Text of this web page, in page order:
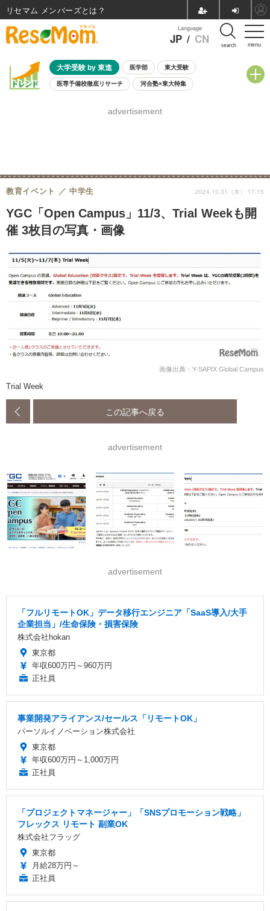
menu
Language
JP / CN search
大学受験 by 東進 医学部 東大受験
医専予備校徹底リサーチ 河合塾×東大特集
8月開催学校説明会・相談会
advertisement
YGC「Open Campus」11/3、Trial Weekも開
催 3枚目の写真・画像
教育イベント 中学生 2024.10.31（木） 17:15
画像出典：Y-SAPIX Global Campus
Trial Week
この記事へ戻る
advertisement
advertisement
「フルリモートOK」データ移行エンジニア「SaaS導入/大手
企業担当」/生命保険・損害保険
株式会社hokan
東京都
年収600万円～960万円
正社員
事業開発アライアンス/セールス「リモートOK」
パーソルイノベーション株式会社
東京都
年収600万円～1,000万円
正社員
「プロジェクトマネージャー」「SNSプロモーション戦略」
フレックス リモート 副業OK
株式会社フラッグ
東京都
月給28万円～
正社員
リセマム メンバーズ